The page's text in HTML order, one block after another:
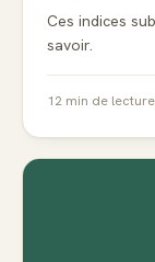
Ces indices
savoir.
12 min de lecture